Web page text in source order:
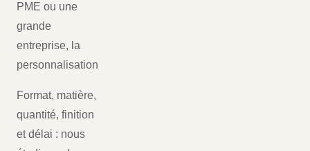
PME ou une
grande
entreprise, la
personnalisation
Format, matière,
quantité, finition
et délai : nous